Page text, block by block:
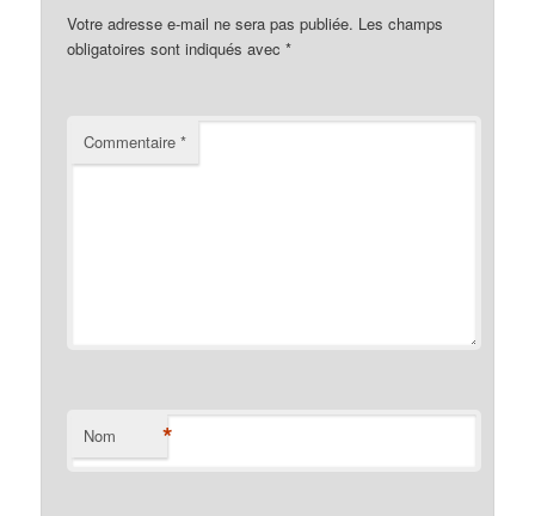
Votre adresse e-mail ne sera pas publiée. Les champs
obligatoires sont indiqués avec*
Commentaire*
Nom *